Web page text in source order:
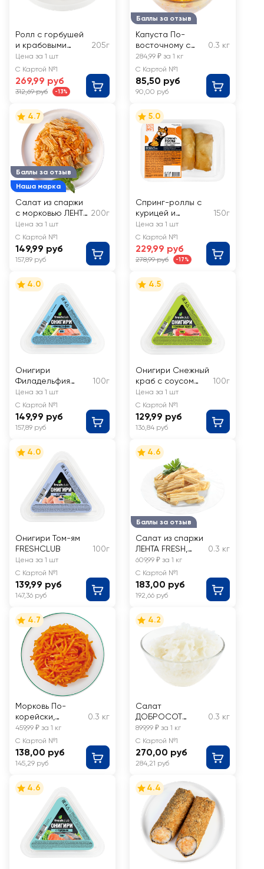
Ролл с горбушей
и крабовыми
палочками ЙУМИ
205г
Цена за 1 шт
С Картой №1
269,99 руб
312,69 руб -13%
Баллы за отзыв
Капуста По-
восточному с
куркумой ЛЕНТА
FRESH, весовая
0.3 кг
284,99 ₽ за 1 кг
С Картой №1
85,50 руб
90,00 руб
Баллы за отзыв
Наша марка
4.7
Салат из спаржи
с морковью ЛЕНТА
FRESH
200г
Цена за 1 шт
С Картой №1
149,99 руб
157,89 руб
5.0
Спринг-роллы с
курицей и
креветками ЙУМИ
150г
Цена за 1 шт
С Картой №1
229,99 руб
278,99 руб -17%
4.0
Онигири
Филадельфия
FRESHCLUB
100г
Цена за 1 шт
С Картой №1
149,99 руб
157,89 руб
4.5
Онигири Снежный
краб с соусом
Спайси
FRESHCLUB
100г
Цена за 1 шт
С Картой №1
129,99 руб
136,84 руб
4.0
Онигири Том-ям
FRESHCLUB
100г
Цена за 1 шт
С Картой №1
139,99 руб
147,36 руб
Баллы за отзыв
4.6
Салат из спаржи
ЛЕНТА FRESH,
весовой
0.3 кг
609,99 ₽ за 1 кг
С Картой №1
183,00 руб
192,66 руб
4.7
Морковь По-
корейски,
весовая
0.3 кг
459,99 ₽ за 1 кг
С Картой №1
138,00 руб
145,29 руб
4.2
Салат
ДОБРОСОТ
Гребешки по-
корейски,
весовой
0.3 кг
899,99 ₽ за 1 кг
С Картой №1
270,00 руб
284,21 руб
4.6 4.4